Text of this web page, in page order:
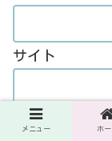
サイト
次回のコメ
メニュー ホー